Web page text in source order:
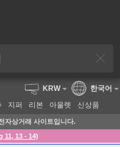
지퍼 리본 아울렛 신상품
KRW 한국어
자상거래 사이트입니다.
11, 13 - 14)